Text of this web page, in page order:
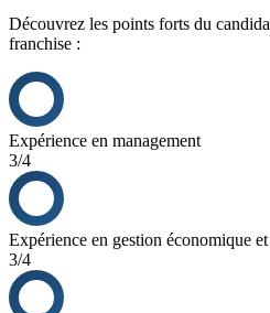
Découvrez les points forts du
franchise :
Expérience en management
3/4
Expérience en gestion économique
3/4